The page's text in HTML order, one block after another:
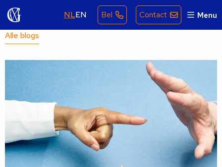
NLEN Bel Contact Menu
Alle blogs